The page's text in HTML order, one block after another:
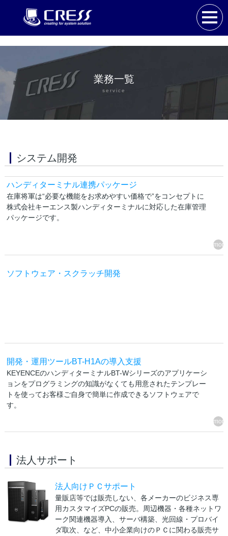
業務一覧
service
システム開発
ハンディターミナル連携パッケージ
在庫将軍は“必要な機能をお求めやすい価格で”をコンセプトに
株式会社キーエンス製ハンディターミナルに対応した在庫管理
パッケージです。
ソフトウェア・スクラッチ開発
開発・運用ツールBT-H1Aの導入支援
KEYENCEのハンディターミナルBT-Wシリーズのアプリケーシ
ョンをプログラミングの知識がなくても用意されたテンプレー
トを使ってお客様ご自身で簡単に作成できるソフトウェアで
す。
法人サポート
法人向けＰＣサポート
量販店等では販売しない、各メーカーのビジネス専
用カスタマイズPCの販売。周辺機器・各種ネットワ
ーク関連機器導入、サーバ構築、光回線・プロバイ
ダ取次、など、中小企業向けのＰＣに関わる販売サ